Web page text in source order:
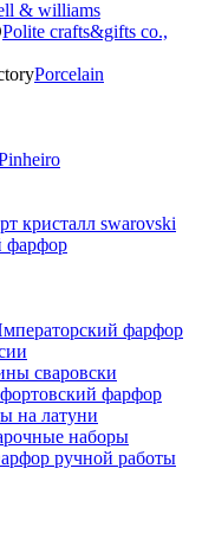
& williams
Polite crafts&gifts co.,
Porcelain
кристалл swarovski
фарфор
фарфор
сваровски
фарфор
на латуни
наборы
ручной работы